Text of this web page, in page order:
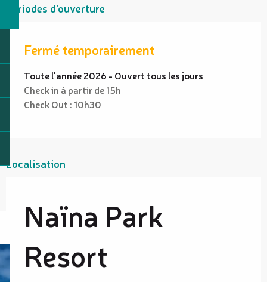
Périodes d'ouverture
Fermé temporairement
Toute l'année 2026 - Ouvert tous les jours
Check in à partir de 15h
Check Out : 10h30
Localisation
Naïna Park
Resort